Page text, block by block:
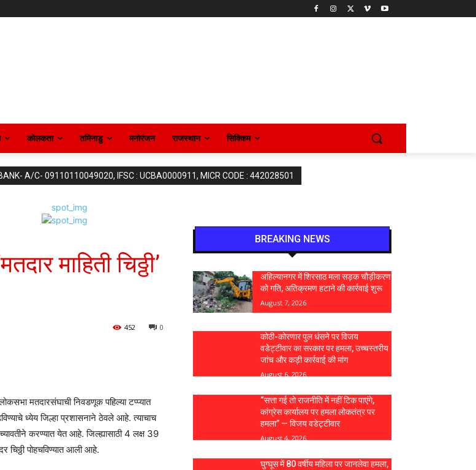
कोलकता तमिनाडु मनोरंजन राजस्थान सिक्किम
A/C- 09110110049020, IFSC : UCBA0000911, MICR CODE : 442028501
माहिती चिठ्ठी’
0
452
मतदारसंघाची निवडणूक पहिल्या टप्प्यात
ध्येय जिल्हा प्रशासनाने ठेवले आहे. त्याचाच
करण्यात येत आहे. जिल्ह्यासाठी 4 लक्ष 39
चिठ्ठी पोहचविण्यात आली आहे.
BREAKING NEWS
अहिल्यानगर में शिरसाठ मला सड़क चौड़ीकरण
को गति, अतिक्रमण हटाने की कार्रवाई शुरू
August 7, 2026
कोठी-कोरणार पुल धंसने पर विजय
वडेट्टीवार का सरकार पर हमला, उच्चस्तरीय
जांच और कड़ी कार्रवाई की मांग
August 6, 2026
“सत्ता गई तो राजनीति में नहीं टिक पाएंगे,
कांग्रेस कार्यालय पर हमला लोकतंत्र पर
हमला” — विजय वडेट्टीवार
August 4, 2026
घुग्घूस में 80 वर्षीय महिला पर जानलेवा हमला,